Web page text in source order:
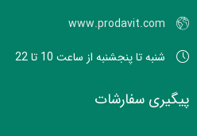
www.prodavit.com
شنبه تا پنجشنبه از ساعت 10 تا 22
پیگیری سفارشات